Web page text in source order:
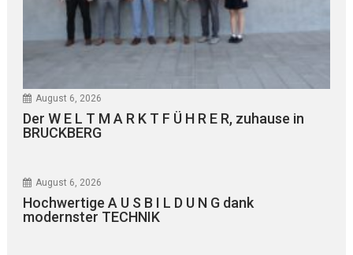
August 6, 2026
Der W E L T M A R K T F Ü H R E R, zuhause in
BRUCKBERG
August 6, 2026
Hochwertige A U S B I L D U N G dank
modernster TECHNIK